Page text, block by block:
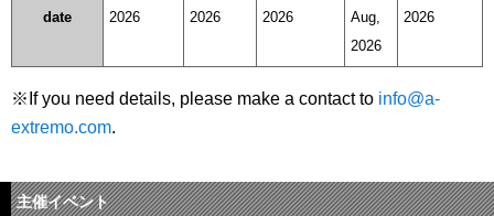
主催イベント
date
2026
2026
2026
Aug,
2026
2026
※If you need details, please make a contact to info@a-
extremo.com.